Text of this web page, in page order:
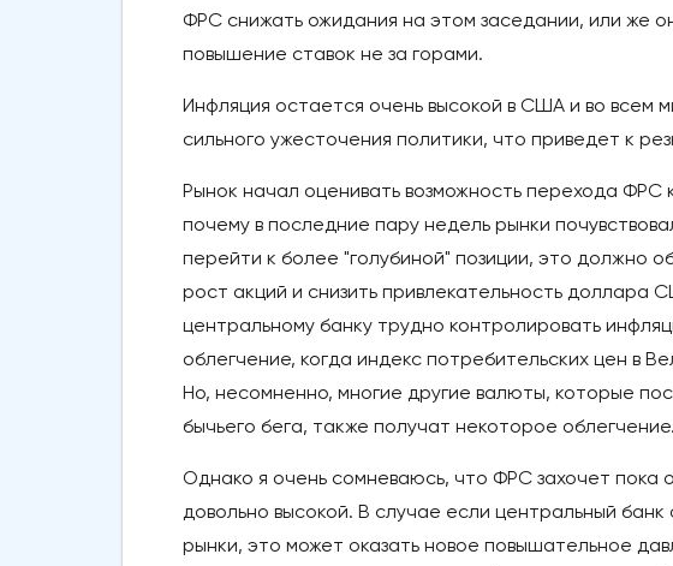
ФРС снижать ожидания на этом заседании, или же
повышение ставок не за горами.
Инфляция остается очень высокой в США и во всем
сильного ужесточения политики, что приведет к
Рынок начал оценивать возможность перехода ФРС
почему в последние пару недель рынки
перейти к более "голубиной" позиции, это должно
рост акций и снизить привлекательность
центральному банку трудно контролировать
облегчение, когда индекс потребительских цен в
Но, несомненно, многие другие валюты, которые
бычьего бега, также получат некоторое облегчение.
Однако я очень сомневаюсь, что ФРС захочет пока
довольно высокой. В случае если центральный
рынки, это может оказать новое повышательное